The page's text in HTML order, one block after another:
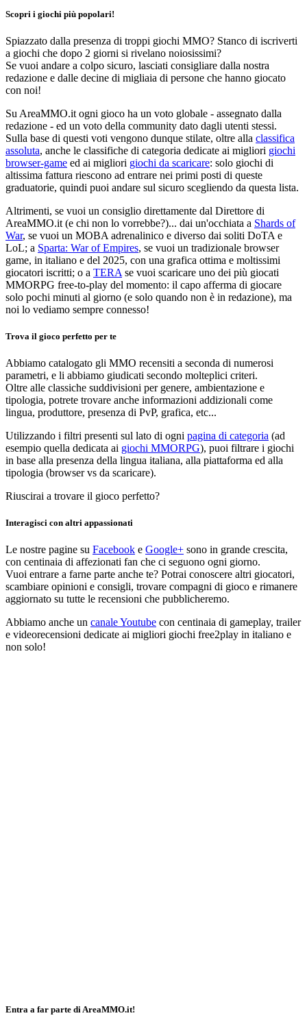
Scopri i giochi più popolari!
Spiazzato dalla presenza di troppi giochi MMO? Stanco di iscriverti
a giochi che dopo 2 giorni si rivelano noiosissimi?
Se vuoi andare a colpo sicuro, lasciati consigliare dalla nostra
redazione e dalle decine di migliaia di persone che hanno giocato
con noi!
Su AreaMMO.it ogni gioco ha un voto globale - assegnato dalla
redazione - ed un voto della community dato dagli utenti stessi.
Sulla base di questi voti vengono dunque stilate, oltre alla classifica
assoluta, anche le classifiche di categoria dedicate ai migliori giochi
browser-game ed ai migliori giochi da scaricare: solo giochi di
altissima fattura riescono ad entrare nei primi posti di queste
graduatorie, quindi puoi andare sul sicuro scegliendo da questa lista.
Altrimenti, se vuoi un consiglio direttamente dal Direttore di
AreaMMO.it (e chi non lo vorrebbe?)... dai un'occhiata a Shards of
War, se vuoi un MOBA adrenalinico e diverso dai soliti DoTA e
LoL; a Sparta: War of Empires, se vuoi un tradizionale browser
game, in italiano e del 2025, con una grafica ottima e moltissimi
giocatori iscritti; o a TERA se vuoi scaricare uno dei più giocati
MMORPG free-to-play del momento: il capo afferma di giocare
solo pochi minuti al giorno (e solo quando non è in redazione), ma
noi lo vediamo sempre connesso!
Trova il gioco perfetto per te
Abbiamo catalogato gli MMO recensiti a seconda di numerosi
parametri, e li abbiamo giudicati secondo molteplici criteri.
Oltre alle classiche suddivisioni per genere, ambientazione e
tipologia, potrete trovare anche informazioni addizionali come
lingua, produttore, presenza di PvP, grafica, etc...
Utilizzando i filtri presenti sul lato di ogni pagina di categoria (ad
esempio quella dedicata ai giochi MMORPG), puoi filtrare i giochi
in base alla presenza della lingua italiana, alla piattaforma ed alla
tipologia (browser vs da scaricare).
Riuscirai a trovare il gioco perfetto?
Interagisci con altri appassionati
Le nostre pagine su Facebook e Google+ sono in grande crescita,
con centinaia di affezionati fan che ci seguono ogni giorno.
Vuoi entrare a farne parte anche te? Potrai conoscere altri giocatori,
scambiare opinioni e consigli, trovare compagni di gioco e rimanere
aggiornato su tutte le recensioni che pubblicheremo.
Abbiamo anche un canale Youtube con centinaia di gameplay, trailer
e videorecensioni dedicate ai migliori giochi free2play in italiano e
non solo!
Entra a far parte di AreaMMO.it!